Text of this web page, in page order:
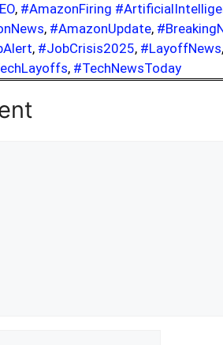
, #AmazonFiring
, #AmazonUpdate,
, #JobCrisis2025, #LayoffNews,
, #TechNewsToday